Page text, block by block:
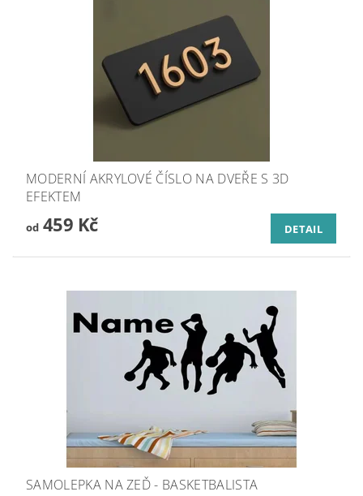
MODERNÍ AKRYLOVÉ ČÍSLO NA DVEŘE S 3D
EFEKTEM
od459 Kč DETAIL
SAMOLEPKA NA ZEĎ - BASKETBALISTA